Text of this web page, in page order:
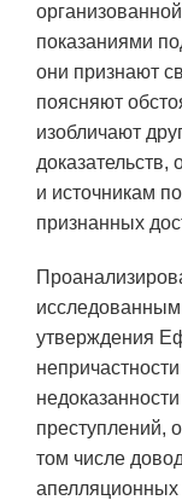
показаниями
они признают
поясняют
изобличают
и источникам
признанных
утверждения
преступлений,
том числе
апелляционных